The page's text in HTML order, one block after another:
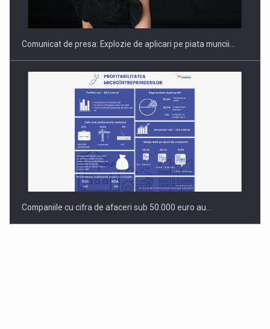
INTERNATIONAL BUSINESS SCENE
Comunicat de presa: Explozie de aplicari pe piata muncii…
Companiile cu cifra de afaceri sub 50.000 euro au…